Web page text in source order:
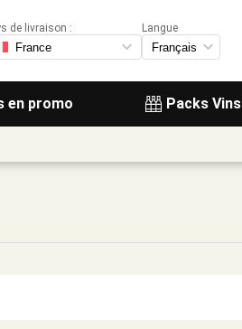
en promo Packs Vins
de livraison :
Langue